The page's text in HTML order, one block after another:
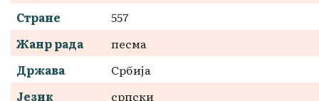
Стране
557
Жанр рада
песма
Држава
Србија
Језик
српски